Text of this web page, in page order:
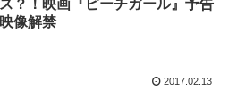
ス？！映画『ピーチガール』予告
映像解禁
2017.02.13